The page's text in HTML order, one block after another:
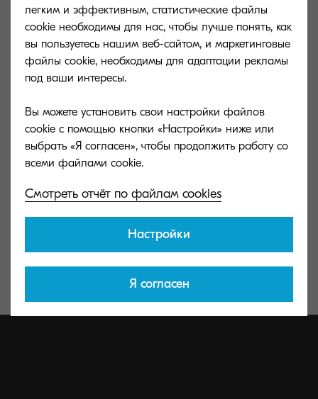
Безопасность*: удобная система аутентификации на
базе USB с использованием различных карт доступа,
Data Security Kit
Функции отправки факсимильных сообщений*
работа по двум линиям одновременно, сетевой факс
и интернет-факс
Долговечные компоненты для непревзойденной
надежности, эффективности и экологичности
Исключительно низкие затраты на печать в своем
классе
легким и эффективным, статистические файлы
cookie необходимы для нас, чтобы лучше понять, как
вы пользуетесь нашим веб-сайтом, и маркетинговые
файлы cookie, необходимы для адаптации рекламы
под ваши интересы.
Вы можете установить свои настройки файлов
cookie с помощью кнопки «Настройки» ниже или
выбрать «Я согласен», чтобы продолжить работу со
Смотреть отчёт по файлам cookies
Настройки
Я согласен